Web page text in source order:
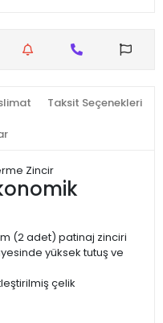
Taksit Seçenekleri
Zincir
(2 adet) patinaj zinciri
yüksek tutuş ve
çelik